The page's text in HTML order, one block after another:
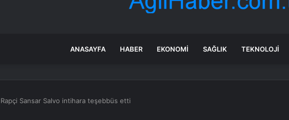
ANASAYFA HABER EKONOMI SAĞLIK TEKNOLOJI
Rapçi Sansar Salvo intihara teşebbüs etti